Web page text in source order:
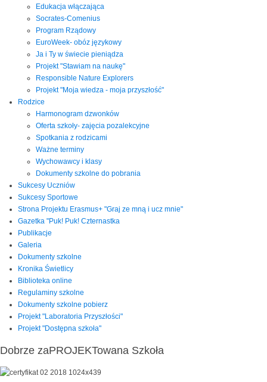
Edukacja włączająca
Socrates-Comenius
Program Rządowy
EuroWeek- obóz językowy
Ja i Ty w świecie pieniądza
Projekt "Stawiam na naukę"
Responsible Nature Explorers
Projekt "Moja wiedza - moja przyszłość"
Rodzice
Harmonogram dzwonków
Oferta szkoły- zajęcia pozalekcyjne
Spotkania z rodzicami
Ważne terminy
Wychowawcy i klasy
Dokumenty szkolne do pobrania
Sukcesy Uczniów
Sukcesy Sportowe
Strona Projektu Erasmus+ "Graj ze mną i ucz mnie"
Gazetka "Puk! Puk! Czternastka
Publikacje
Galeria
Dokumenty szkolne
Kronika Świetlicy
Biblioteka online
Regulaminy szkolne
Dokumenty szkolne pobierz
Projekt "Laboratoria Przyszłości"
Projekt "Dostępna szkoła"
Dobrze zaPROJEKTowana Szkoła